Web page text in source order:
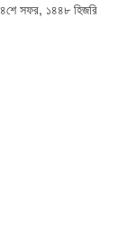
সফর, ১৪৪৮ হিজরি